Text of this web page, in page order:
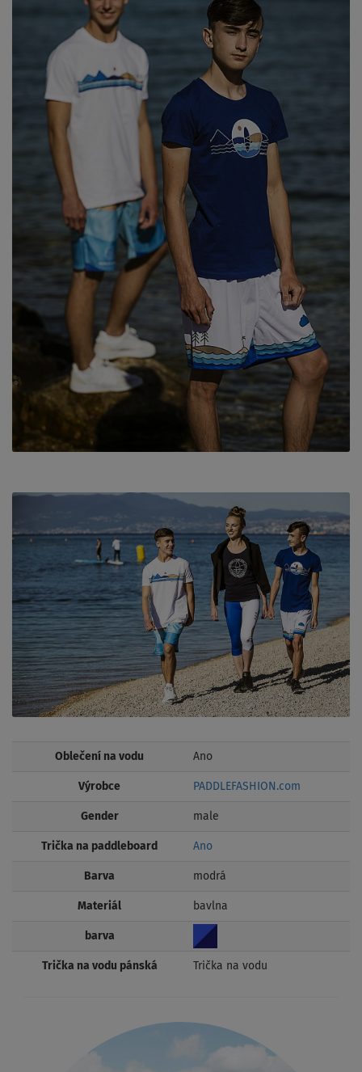
Oblečení na vodu Ano
Výrobce PADDLEFASHION.com
Gender male
Trička na paddleboard Ano
Barva modrá
Materiál bavlna
barva
Trička na vodu pánská Trička na vodu